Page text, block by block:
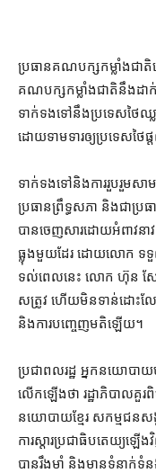
ប្រធាន​គណបក្ស​កម្លាំង​ជា
គណបក្ស​កម្លាំង​ជាតិ​នឹង​ដាក់​
ទាក់ទង​ទៅ​នឹង​ប្រទេស​ថៃ​ឈ្
ដោយ​ទាមទារ​ឲ្យ​ប្រទេស​ថ
ទាក់ទង​ទៅ​និង​ការ​រួបរួម​សាម
ប្រធាន​ព្រឹទ្ធសភា និង​ជា​ប្
បាន​ចេញ​សារ​ដោយ​អំពាវនា
ធ្លុង​មួយ​ដែរ ដោយ​លោក ទទួ
ទល់​ពេល​នេះ លោក ហ៊ុន សែ
សត្រូវ ហើយ​មិនទាន់​ដោះ
និង​ការ​បញ្ចេញមតិ​ឡើយ។
ប្រជាពលរដ្ឋ អ្នក​នយោបា
លើកឡើង​ថា រដ្ឋាភិបាល​គួរ​
នយោបាយ​ខ្មែរ សកម្មជន​ស
ការ​ស្តារ​ប្រជាធិបតេយ្យ​ឡ
បាន​រឹងមាំ និង​មាន​ទំនាក់